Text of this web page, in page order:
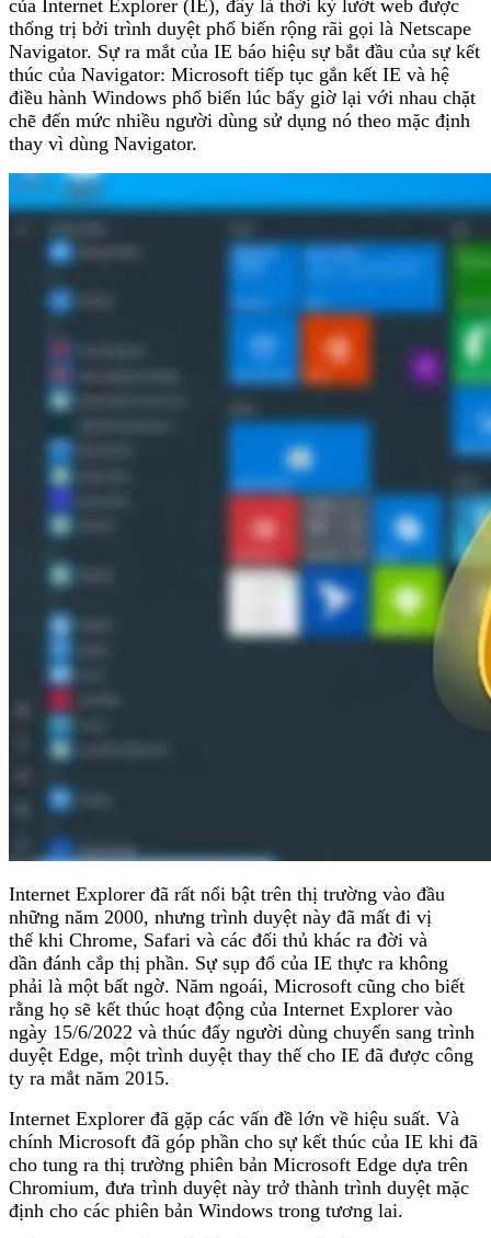
của Internet Explorer (IE), đây là thời kỳ lướt web được
thống trị bởi trình duyệt phổ biến rộng rãi gọi là Netscape
Navigator. Sự ra mắt của IE báo hiệu sự bắt đầu của sự kết
thúc của Navigator: Microsoft tiếp tục gắn kết IE và hệ
điều hành Windows phổ biến lúc bấy giờ lại với nhau chặt
chẽ đến mức nhiều người dùng sử dụng nó theo mặc định
thay vì dùng Navigator.
Internet Explorer đã rất nổi bật trên thị trường vào đầu
những năm 2000, nhưng trình duyệt này đã mất đi vị
thế khi Chrome, Safari và các đối thủ khác ra đời và
dần đánh cắp thị phần. Sự sụp đổ của IE thực ra không
phải là một bất ngờ. Năm ngoái, Microsoft cũng cho biết
rằng họ sẽ kết thúc hoạt động của Internet Explorer vào
ngày 15/6/2022 và thúc đẩy người dùng chuyển sang trình
duyệt Edge, một trình duyệt thay thế cho IE đã được công
ty ra mắt năm 2015.
Internet Explorer đã gặp các vấn đề lớn về hiệu suất. Và
chính Microsoft đã góp phần cho sự kết thúc của IE khi đã
cho tung ra thị trường phiên bản Microsoft Edge dựa trên
Chromium, đưa trình duyệt này trở thành trình duyệt mặc
định cho các phiên bản Windows trong tương lai.